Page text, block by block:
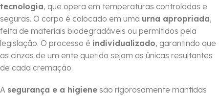
tecnologia, que opera em temperaturas controladas e
seguras. O corpo é colocado em uma urna apropriada,
feita de materiais biodegradáveis ou permitidos pela
legislação. O processo é individualizado, garantindo que
as cinzas de um ente querido sejam as únicas resultantes
de cada cremação.
A segurança e a higiene são rigorosamente mantidas